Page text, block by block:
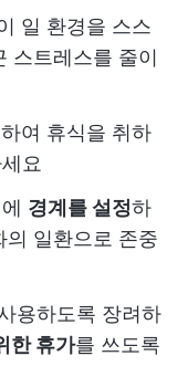
일 환경을 스스
스트레스를 줄이
여 휴식을 취하
요
경계를 설정하
의 일환으로 존중
용하도록 장려하
한 휴가를 쓰도록